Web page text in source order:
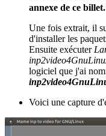
annexe de ce billet.
Une fois extrait, il
d'installer les
Ensuite exécuter
logiciel que j'ai
Voici une capture